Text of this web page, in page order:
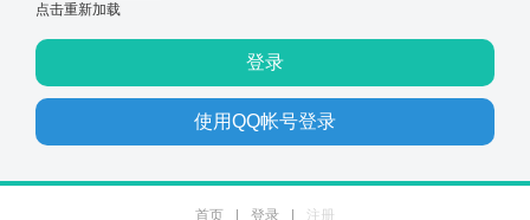
点击重新加载
登录
使用QQ帐号登录
首页 登录 注册